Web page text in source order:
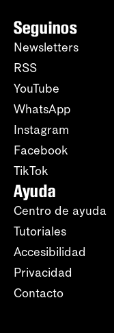
Seguinos
Newsletters
RSS
YouTube
WhatsApp
Instagram
Facebook
TikTok
Ayuda
Centro de ayuda
Tutoriales
Accesibilidad
Privacidad
Contacto